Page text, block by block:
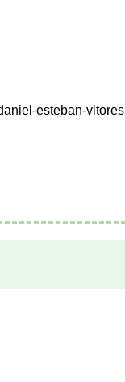
esteban-vitores